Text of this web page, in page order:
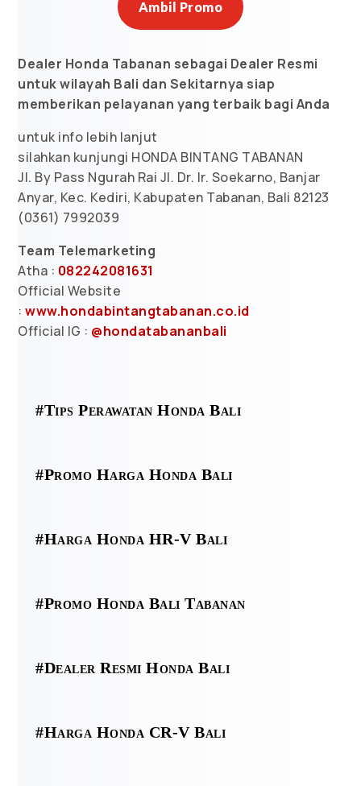
Ambil Promo
Dealer Honda Tabanan sebagai Dealer Resmi
untuk wilayah Bali dan Sekitarnya siap
memberikan pelayanan yang terbaik bagi Anda
untuk info lebih lanjut
silahkan kunjungi HONDA BINTANG TABANAN
Jl. By Pass Ngurah Rai Jl. Dr. Ir. Soekarno, Banjar
Anyar, Kec. Kediri, Kabupaten Tabanan, Bali 82123
(0361) 7992039
Team Telemarketing
Atha : 082242081631
Official Website
:www.hondabintangtabanan.co.id
Official IG : @hondatabananbali
#Tips Perawatan Honda Bali
#Promo Harga Honda Bali
#Harga Honda HR-V Bali
#Promo Honda Bali Tabanan
#Dealer Resmi Honda Bali
#Harga Honda CR-V Bali